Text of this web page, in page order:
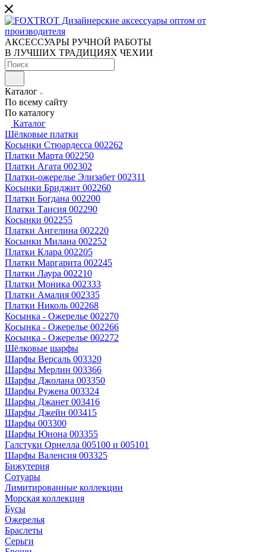
АКСЕССУАРЫ РУЧНОЙ РАБОТЫ
В ЛУЧШИХ ТРАДИЦИЯХ ЧЕХИИ
Каталог
По всему сайту
По каталогу
Каталог
Шёлковые платки
Косынки Стюардесса 002262
Платки Марта 002250
Платки Агата 002302
Платки-ожерелье Элизабет 002311
Косынки Бриджит 002260
Платки Богдана 002200
Платки Таисия 002290
Косынки 002255
Платки Ангелина 002220
Косынки Милана 002252
Платки Клара 002205
Платки Маргарита 002245
Платки Лаура 002210
Платки Моника 002333
Платки Амалия 002335
Платки Николь 002268
Косынка - Ожерелье 002270
Косынка - Ожерелье 002266
Косынка - Ожерелье 002272
Шёлковые шарфы
Шарфы Версаль 003320
Шарфы Мерлин 003366
Шарфы Джолана 003350
Шарфы Ружена 003324
Шарфы Джанет 003416
Шарфы Джейн 003415
Шарфы 003300
Шарфы Юнона 003355
Галстуки Орнелла 005100 и 005101
Шарфы Валенсия 003325
Бижутерия
Сотуары
Лимитированные коллекции
Морская коллекция
Бусы
Ожерелья
Браслеты
Серьги